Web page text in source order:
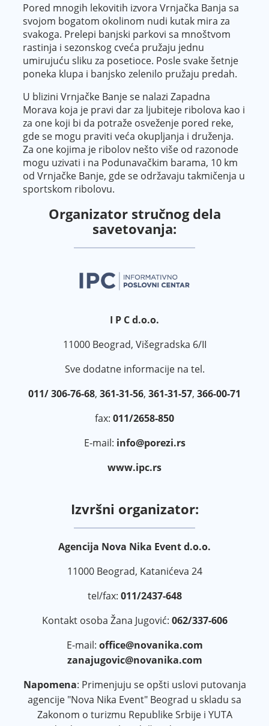
Pored mnogih lekovitih izvora Vrnjačka Banja sa
svojom bogatom okolinom nudi kutak mira za
svakoga. Prelepi banjski parkovi sa mnoštvom
rastinja i sezonskog cveća pružaju jednu
umirujuću sliku za posetioce. Posle svake šetnje
poneka klupa i banjsko zelenilo pružaju predah.
U blizini Vrnjačke Banje se nalazi Zapadna
Morava koja je pravi dar za ljubiteje ribolova kao i
za one koji bi da potraže osveženje pored reke,
gde se mogu praviti veća okupljanja i druženja.
Za one kojima je ribolov nešto više od razonode
mogu uzivati i na Podunavačkim barama, 10 km
od Vrnjačke Banje, gde se održavaju takmičenja u
sportskom ribolovu.
Organizator stručnog dela
savetovanja:
I P C d.o.o.
11000 Beograd, Višegradska 6/II
Sve dodatne informacije na tel.
011/ 306-76-68, 361-31-56, 361-31-57, 366-00-71
fax: 011/2658-850
E-mail: info@porezi.rs
www.ipc.rs
Izvršni organizator:
Agencija Nova Nika Event d.o.o.
11000 Beograd, Katanićeva 24
tel/fax: 011/2437-648
Kontakt osoba Žana Jugović: 062/337-606
E-mail: office@novanika.com
zanajugovic@novanika.com
Napomena: Primenjuju se opšti uslovi putovanja
agencije "Nova Nika Event" Beograd u skladu sa
Zakonom o turizmu Republike Srbije i YUTA